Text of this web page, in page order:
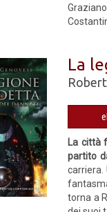
La
La città
partito
torna a